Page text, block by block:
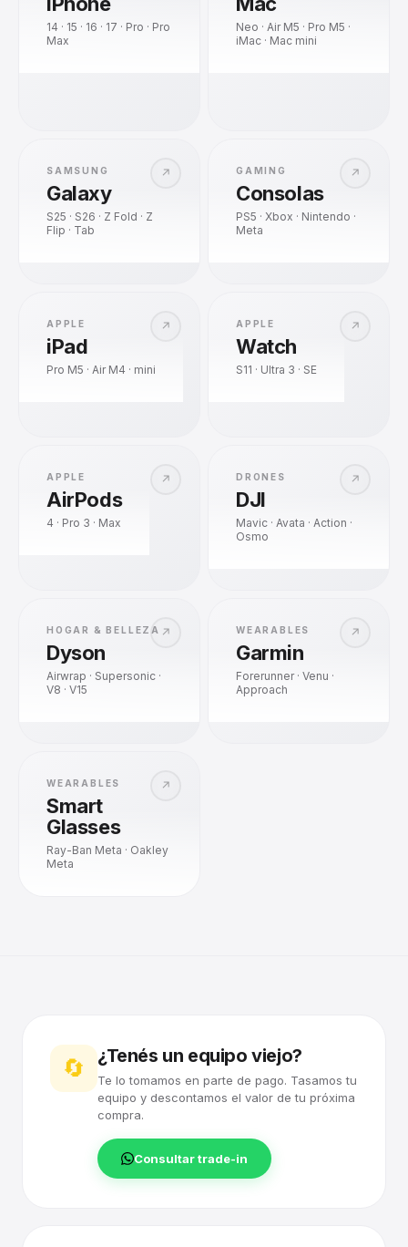
14 · 15 · 16 · 17 · Pro · Pro
Max
Neo · Air M5 · Pro M5 ·
iMac · Mac mini
↗
SAMSUNG
Galaxy
S25 · S26 · Z Fold · Z
Flip · Tab
↗
GAMING
Consolas
PS5 · Xbox · Nintendo ·
Meta
↗
APPLE
iPad
Pro M5 · Air M4 · mini
↗
APPLE
Watch
S11 · Ultra 3 · SE
↗
APPLE
AirPods
4 · Pro 3 · Max
↗
DRONES
DJI
Mavic · Avata · Action ·
Osmo
↗
HOGAR & BELLEZA
Dyson
Airwrap · Supersonic ·
V8 · V15
↗
WEARABLES
Garmin
Forerunner · Venu ·
Approach
↗
WEARABLES
Smart
Glasses
Ray-Ban Meta · Oakley
Meta
🔄 ¿Tenés un equipo viejo?
Te lo tomamos en parte de pago. Tasamos tu
equipo y descontamos el valor de tu próxima
compra.
Consultar trade-in